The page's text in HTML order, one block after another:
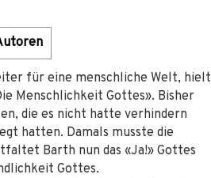
für eine menschliche Welt, hielt
Menschlichkeit Gottes». Bisher
die es nicht hatte verhindern
hatten. Damals musste die
Barth nun das «Ja!» Gottes
Gottes.